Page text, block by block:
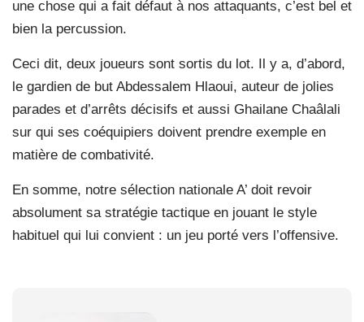
une chose qui a fait défaut à nos attaquants, c’est bel et
bien la percussion.
Ceci dit, deux joueurs sont sortis du lot. Il y a, d’abord,
le gardien de but Abdessalem Hlaoui, auteur de jolies
parades et d’arrêts décisifs et aussi Ghailane Chaâlali
sur qui ses coéquipiers doivent prendre exemple en
matière de combativité.
En somme, notre sélection nationale A’ doit revoir
absolument sa stratégie tactique en jouant le style
habituel qui lui convient : un jeu porté vers l’offensive.